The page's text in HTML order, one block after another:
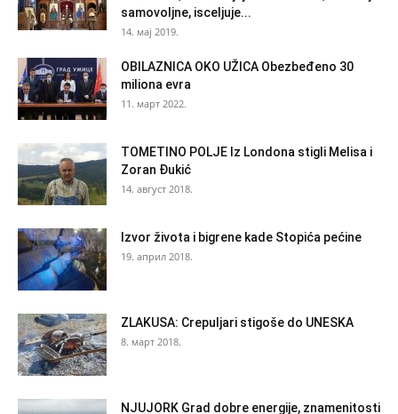
samovoljne, isceljuje...
14. мај 2019.
OBILAZNICA OKO UŽICA Obezbeđeno 30
miliona evra
11. март 2022.
TOMETINO POLJE Iz Londona stigli Melisa i
Zoran Đukić
14. август 2018.
Izvor života i bigrene kade Stopića pećine
19. април 2018.
ZLAKUSA: Crepuljari stigoše do UNESKA
8. март 2018.
NJUJORK Grad dobre energije, znamenitosti